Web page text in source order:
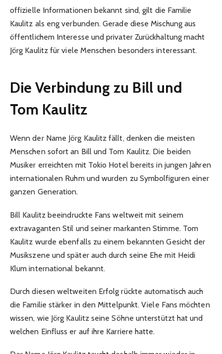
offizielle Informationen bekannt sind, gilt die Familie
Kaulitz als eng verbunden. Gerade diese Mischung aus
öffentlichem Interesse und privater Zurückhaltung macht
Jörg Kaulitz für viele Menschen besonders interessant.
Die Verbindung zu Bill und
Tom Kaulitz
Wenn der Name Jörg Kaulitz fällt, denken die meisten
Menschen sofort an Bill und Tom Kaulitz. Die beiden
Musiker erreichten mit Tokio Hotel bereits in jungen Jahren
internationalen Ruhm und wurden zu Symbolfiguren einer
ganzen Generation.
Bill Kaulitz beeindruckte Fans weltweit mit seinem
extravaganten Stil und seiner markanten Stimme. Tom
Kaulitz wurde ebenfalls zu einem bekannten Gesicht der
Musikszene und später auch durch seine Ehe mit Heidi
Klum international bekannt.
Durch diesen weltweiten Erfolg rückte automatisch auch
die Familie stärker in den Mittelpunkt. Viele Fans möchten
wissen, wie Jörg Kaulitz seine Söhne unterstützt hat und
welchen Einfluss er auf ihre Karriere hatte.